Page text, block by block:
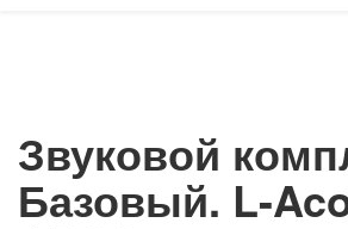
Звуковой
Базовый. L-